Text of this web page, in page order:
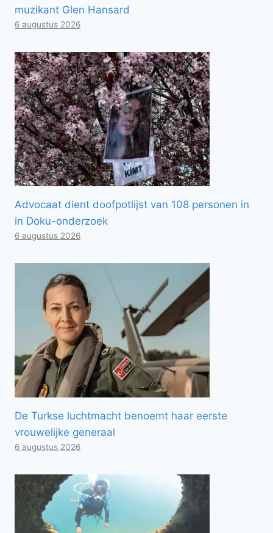
muzikant Glen Hansard
6 augustus 2026
Advocaat dient doofpotlijst van 108 personen in
in Doku-onderzoek
6 augustus 2026
De Turkse luchtmacht benoemt haar eerste
vrouwelijke generaal
6 augustus 2026